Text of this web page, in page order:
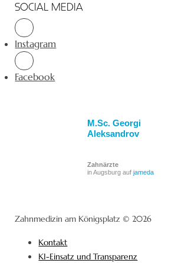
SOCIAL MEDIA
Instagram
Facebook
M.Sc. Georgi
Aleksandrov
Zahnärzte
in Augsburg aufjameda
Zahnmedizin am Königsplatz © 2026
Kontakt
KI-Einsatz und Transparenz